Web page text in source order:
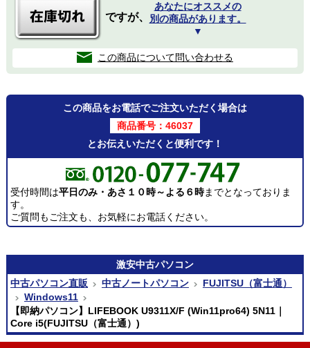
ですが、
あなたにオススメの
別の商品があります。
▼
この商品について問い合わせる
この商品をお電話でご注文いただく場合は
商品番号：46037
とお伝えいただくと便利です！
受付時間は平日のみ・あさ１０時～よる６時までとなっておりま
す。
ご質問もご注文も、お気軽にお電話ください。
激安中古パソコン
中古パソコン直販
中古ノートパソコン
FUJITSU（富士通）
Windows11
【即納パソコン】LIFEBOOK U9311X/F (Win11pro64) 5N11｜
Core i5(FUJITSU（富士通）)